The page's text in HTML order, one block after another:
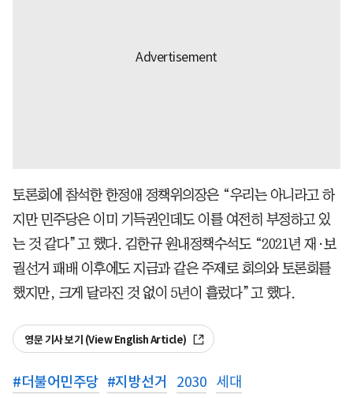
토론회에 참석한 한정애 정책위의장은 “우리는 아니라고 하
지만 민주당은 이미 기득권인데도 이를 여전히 부정하고 있
는 것 같다”고 했다. 김한규 원내정책수석도 “2021년 재·보
궐선거 패배 이후에도 지금과 같은 주제로 회의와 토론회를
했지만, 크게 달라진 것 없이 5년이 흘렀다”고 했다.
영문 기사 보기 (View English Article)
#더불어민주당 #지방선거 2030 세대